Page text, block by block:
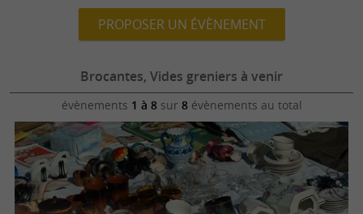
PROPOSER UN ÉVÈNEMENT
Brocantes, Vides greniers à venir
évènements 1 à 8sur 8évènements au total